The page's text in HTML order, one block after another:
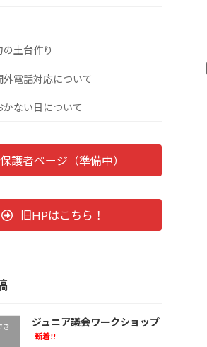
の土台作り
外電話対応について
かない日について
保護者ページ（準備中）
旧HPはこちら！
き
ジュニア議会ワークショップ
新着!!